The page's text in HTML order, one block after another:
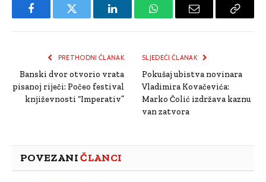
FacebookTwitter LinkedInWhatsAppEmail
Copy
PRETHODNI ČLANAK
Banski dvor otvorio vrata
pisanoj riječi: Počeo festival
književnosti “Imperativ”
SLJEDEĆI ČLANAK
Pokušaj ubistva novinara
Vladimira Kovačevića:
Marko Čolić izdržava kaznu
van zatvora
POVEZANIČLANCI